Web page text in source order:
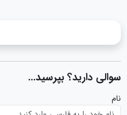
سوالی دارید؟ بپرسید...
نام